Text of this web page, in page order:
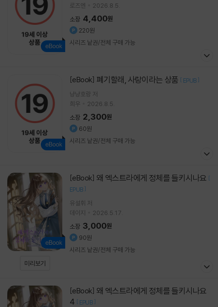
로즈엔
2026.8.5.
소장 4,400원
220원
시리즈 낱권/전체 구매 가능
[eBook] 폐기할래, 사랑이라는 상품 [ EPUB ]
냥냥호랑 저
희우
2026.8.5.
소장 2,300원
60원
시리즈 낱권/전체 구매 가능
미리보기
[eBook] 왜 엑스트라에게 정체를 들키시나요 [
EPUB ]
유설휘 저
데이지
2026.5.17.
소장 3,000원
90원
시리즈 낱권/전체 구매 가능
[eBook]
4 [ EPUB ]